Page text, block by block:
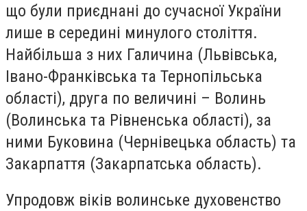
що були приєднані до сучасної України
лише в середині минулого століття.
Найбільша з них Галичина (Львівська,
Івано-Франківська та Тернопільська
області), друга по величині – Волинь
(Волинська та Рівненська області), за
ними Буковина (Чернівецька область) та
Закарпаття (Закарпатська область).
Упродовж віків волинське духовенство